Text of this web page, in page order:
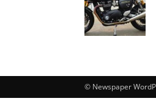
© Newspaper